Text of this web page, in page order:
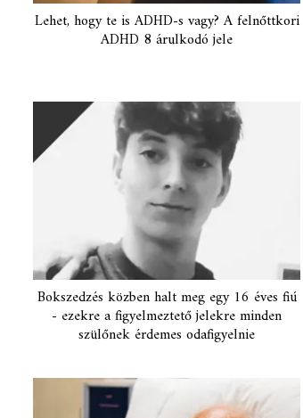
Lehet, hogy te is ADHD-s vagy? A felnőttkori
ADHD 8 árulkodó jele
Bokszedzés közben halt meg egy 16 éves fiú
- ezekre a figyelmeztető jelekre minden
szülőnek érdemes odafigyelnie